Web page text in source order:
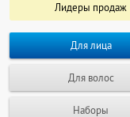
Лидеры продаж
Для лица
Для волос
Наборы